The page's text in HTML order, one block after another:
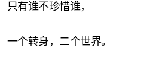
只有谁不珍惜谁，
一个转身，二个世界。